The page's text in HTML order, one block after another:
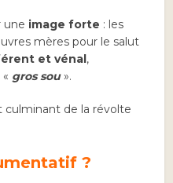
une image forte : les
mères pour le salut
et vénal,
gros sou».
de la révolte
?